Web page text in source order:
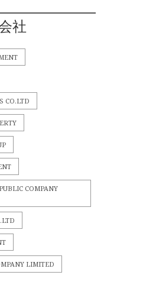
社
CO.LTD
COMPANY
LIMITED